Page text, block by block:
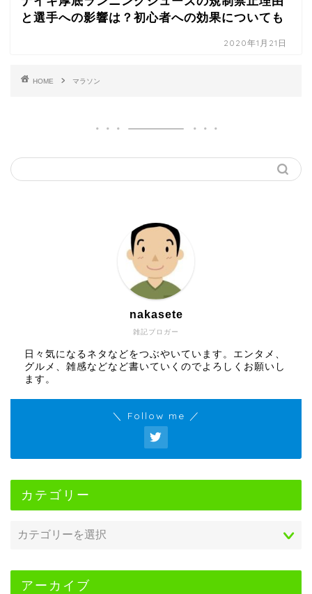
と選手への影響は？初心者への効果についても
2020年1月21日
HOME マラソン
雑記ブロガー
nakasete
日々気になるネタなどをつぶやいています。エンタメ、
グルメ、雑感などなど書いていくのでよろしくお願いし
ます。
＼ Follow me ／
カテゴリー
アーカイブ